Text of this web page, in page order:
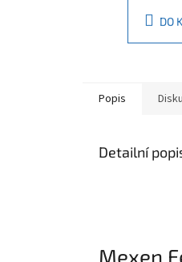
DO
Popis
Detailní
Mexen